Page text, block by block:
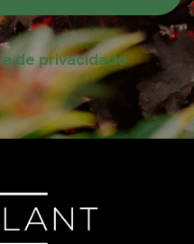
de privacidade